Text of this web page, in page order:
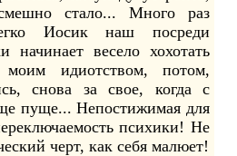
стало... Много раз
Иосик наш посреди
начинает весело хохотать
моим идиотством, потом,
снова за свое, когда с
пуще... Непостижимая для
психики! Не
черт, как себя малюет!